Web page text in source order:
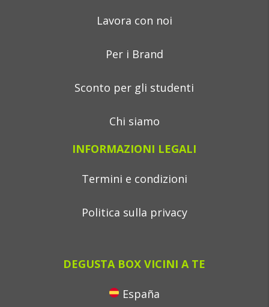
Lavora con noi
Per i Brand
Sconto per gli studenti
Chi siamo
INFORMAZIONI LEGALI
Termini e condizioni
Politica sulla privacy
DEGUSTA BOX VICINI A TE
España